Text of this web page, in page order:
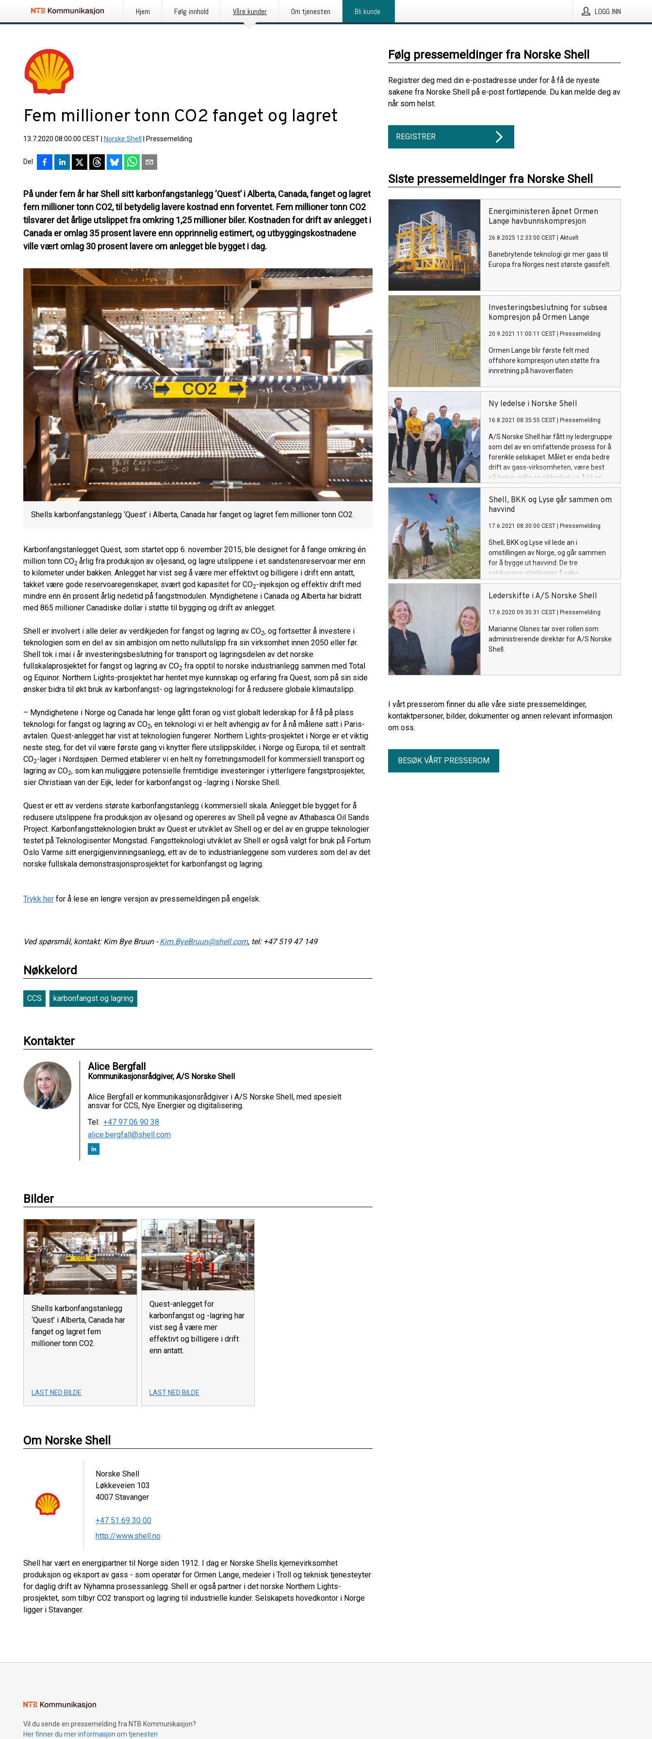
Hjem Følg innhold Våre kunder Om tjenesten Bli kunde LOGG INN
Fem millioner tonn CO2 fanget og lagret
13.7.2020 08:00:00 CEST Norske Shell Pressemelding
Del
På under fem år har Shell sitt karbonfangstanlegg ‘Quest’ i Alberta, Canada, fanget og lagret
fem millioner tonn CO2, til betydelig lavere kostnad enn forventet. Fem millioner tonn CO2
tilsvarer det årlige utslippet fra omkring 1,25 millioner biler. Kostnaden for drift av anlegget i
Canada er omlag 35 prosent lavere enn opprinnelig estimert, og utbyggingskostnadene
ville vært omlag 30 prosent lavere om anlegget ble bygget i dag.
Shells karbonfangstanlegg ‘Quest’ i Alberta, Canada har fanget og lagret fem millioner tonn CO2.
Karbonfangstanlegget Quest, som startet opp 6. november 2015, ble designet for å fange omkring én
million tonn CO2 årlig fra produksjon av oljesand, og lagre utslippene i et sandstensreservoar mer enn
to kilometer under bakken. Anlegget har vist seg å være mer effektivt og billigere i drift enn antatt,
takket være gode reservoaregenskaper, svært god kapasitet for CO2-injeksjon og effektiv drift med
mindre enn én prosent årlig nedetid på fangstmodulen. Myndighetene i Canada og Alberta har bidratt
med 865 millioner Canadiske dollar i støtte til bygging og drift av anlegget.
Shell er involvert i alle deler av verdikjeden for fangst og lagring av CO2, og fortsetter å investere i
teknologien som en del av sin ambisjon om netto nullutslipp fra sin virksomhet innen 2050 eller før.
Shell tok i mai i år investeringsbeslutning for transport og lagringsdelen av det norske
fullskalaprosjektet for fangst og lagring av CO2 fra opptil to norske industrianlegg sammen med Total
og Equinor. Northern Lights-prosjektet har hentet mye kunnskap og erfaring fra Quest, som på sin side
ønsker bidra til økt bruk av karbonfangst- og lagringsteknologi for å redusere globale klimautslipp.
– Myndighetene i Norge og Canada har lenge gått foran og vist globalt lederskap for å få på plass
teknologi for fangst og lagring av CO2, en teknologi vi er helt avhengig av for å nå målene satt i Paris-
avtalen. Quest-anlegget har vist at teknologien fungerer. Northern Lights-prosjektet i Norge er et viktig
neste steg, for det vil være første gang vi knytter flere utslippskilder, i Norge og Europa, til et sentralt
CO2-lager i Nordsjøen. Dermed etablerer vi en helt ny forretningsmodell for kommersiell transport og
lagring av CO2, som kan muliggjøre potensielle fremtidige investeringer i ytterligere fangstprosjekter,
sier Christiaan van der Eijk, leder for karbonfangst og -lagring i Norske Shell.
Quest er ett av verdens største karbonfangstanlegg i kommersiell skala. Anlegget ble bygget for å
redusere utslippene fra produksjon av oljesand og opereres av Shell på vegne av Athabasca Oil Sands
Project. Karbonfangstteknologien brukt av Quest er utviklet av Shell og er del av en gruppe teknologier
testet på Teknologisenter Mongstad. Fangstteknologi utviklet av Shell er også valgt for bruk på Fortum
Oslo Varme sitt energigjenvinningsanlegg, ett av de to industrianleggene som vurderes som del av det
norske fullskala demonstrasjonsprosjektet for karbonfangst og lagring.
Trykk her for å lese en lengre versjon av pressemeldingen på engelsk.
Ved spørsmål, kontakt: Kim Bye Bruun -Kim.ByeBruun@shell.com, tel: +47 519 47 149
Nøkkelord
CCS karbonfangst og lagring
Kontakter
Alice Bergfall
Kommunikasjonsrådgiver, A/S Norske Shell
Alice Bergfall er kommunikasjonsrådgiver i A/S Norske Shell, med spesielt
ansvar for CCS, Nye Energier og digitalisering.
Tel: +47 97 06 90 38
alice.bergfall@shell.com
Bilder
Shells karbonfangstanlegg
‘Quest’ i Alberta, Canada har
fanget og lagret fem
millioner tonn CO2.
LAST NED BILDE
Quest-anlegget for
karbonfangst og -lagring har
vist seg å være mer
effektivt og billigere i drift
enn antatt.
LAST NED BILDE
Om Norske Shell
Norske Shell
Løkkeveien 103
4007 Stavanger
+47 51 69 30 00
http://www.shell.no
Shell har vært en energipartner til Norge siden 1912. I dag er Norske Shells kjernevirksomhet
produksjon og eksport av gass - som operatør for Ormen Lange, medeier i Troll og teknisk tjenesteyter
for daglig drift av Nyhamna prosessanlegg. Shell er også partner i det norske Northern Lights-
prosjektet, som tilbyr CO2 transport og lagring til industrielle kunder. Selskapets hovedkontor i Norge
ligger i Stavanger.
Følg pressemeldinger fra Norske Shell
Registrer deg med din e-postadresse under for å få de nyeste
sakene fra Norske Shell på e-post fortløpende. Du kan melde deg av
når som helst.
REGISTRER
Siste pressemeldinger fra Norske Shell
Energiministeren åpnet Ormen
Lange havbunnskompresjon
26.8.2025 12:33:00 CEST Aktuelt
Banebrytende teknologi gir mer gass til
Europa fra Norges nest største gassfelt.
Investeringsbeslutning for subsea
kompresjon på Ormen Lange
20.9.2021 11:00:11 CEST Pressemelding
Ormen Lange blir første felt med
offshore kompresjon uten støtte fra
innretning på havoverflaten
Ny ledelse i Norske Shell
16.8.2021 08:35:55 CEST Pressemelding
A/S Norske Shell har fått ny ledergruppe
som del av en omfattende prosess for å
forenkle selskapet. Målet er enda bedre
drift av gass-virksomheten, være best
på helse, miljø og sikkerhet og å bli en
verdifull partner for Norge også i det
grønne skiftet.
Shell, BKK og Lyse går sammen om
havvind
17.6.2021 08:30:00 CEST Pressemelding
Shell, BKK og Lyse vil lede an i
omstillingen av Norge, og går sammen
for å bygge ut havvind. De tre
selskapene planlegger å søke
konsesjoner for begge feltene som
norske myndigheter har åpnet for
Nord.
Lederskifte i A/S Norske Shell
17.6.2020 09:35:31 CEST Pressemelding
Marianne Olsnes tar over rollen som
administrerende direktør for A/S Norske
Shell.
I vårt presserom finner du alle våre siste pressemeldinger,
kontaktpersoner, bilder, dokumenter og annen relevant informasjon
om oss.
BESØK VÅRT PRESSEROM
Vil du sende en pressemelding fra NTB Kommunikasjon?
Her finner du mer informasjon om tjenesten